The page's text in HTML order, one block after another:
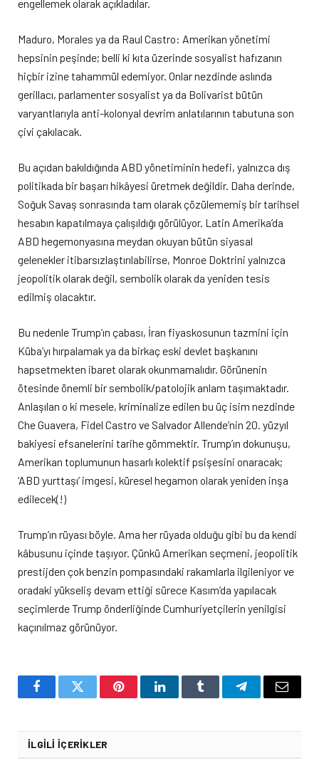
engellemek olarak açıkladılar.
Maduro, Morales ya da Raul Castro: Amerikan yönetimi
hepsinin peşinde; belli ki kıta üzerinde sosyalist hafızanın
hiçbir izine tahammül edemiyor. Onlar nezdinde aslında
gerillacı, parlamenter sosyalist ya da Bolivarist bütün
varyantlarıyla anti-kolonyal devrim anlatılarının tabutuna son
çivi çakılacak.
Bu açıdan bakıldığında ABD yönetiminin hedefi, yalnızca dış
politikada bir başarı hikâyesi üretmek değildir. Daha derinde,
Soğuk Savaş sonrasında tam olarak çözülememiş bir tarihsel
hesabın kapatılmaya çalışıldığı görülüyor. Latin Amerika’da
ABD hegemonyasına meydan okuyan bütün siyasal
gelenekler itibarsızlaştırılabilirse, Monroe Doktrini yalnızca
jeopolitik olarak değil, sembolik olarak da yeniden tesis
edilmiş olacaktır.
Bu nedenle Trump’ın çabası, İran fiyaskosunun tazmini için
Küba’yı hırpalamak ya da birkaç eski devlet başkanını
hapsetmekten ibaret olarak okunmamalıdır. Görünenin
ötesinde önemli bir sembolik/patolojik anlam taşımaktadır.
Anlaşılan o ki mesele, kriminalize edilen bu üç isim nezdinde
Che Guavera, Fidel Castro ve Salvador Allende’nin 20. yüzyıl
bakiyesi efsanelerini tarihe gömmektir. Trump’ın dokunuşu,
Amerikan toplumunun hasarlı kolektif psişesini onaracak;
‘ABD yurttaşı’ imgesi, küresel hegamon olarak yeniden inşa
edilecek(!)
Trump’ın rüyası böyle. Ama her rüyada olduğu gibi bu da kendi
kâbusunu içinde taşıyor. Çünkü Amerikan seçmeni, jeopolitik
prestijden çok benzin pompasındaki rakamlarla ilgileniyor ve
oradaki yükseliş devam ettiği sürece Kasım’da yapılacak
seçimlerde Trump önderliğinde Cumhuriyetçilerin yenilgisi
kaçınılmaz görünüyor.
FacebookTwitter PinterestLinkedInTumblr TelegramEmail
İLGILI İÇERIKLER